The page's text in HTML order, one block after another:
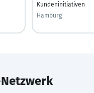
Kundeninitiativen
Hamburg
Netzwerk